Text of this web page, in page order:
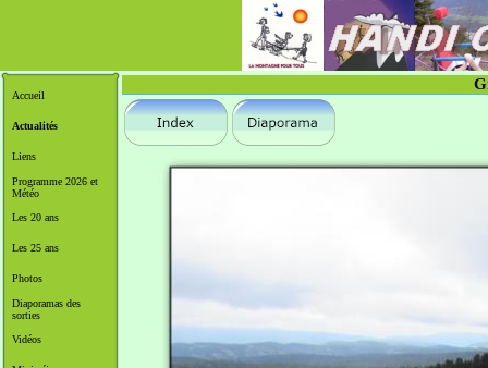
Accueil
Actualités
Liens
Programme 2026 et
Météo
Les 20 ans
Les 25 ans
Photos
Diaporamas des
sorties
Vidéos